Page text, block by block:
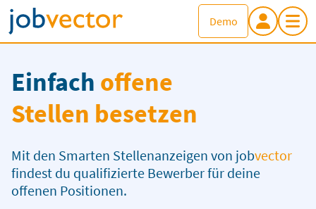
Demo
Einfach offene
Stellen besetzen
Mit den Smarten Stellenanzeigen von jobvector
findest du qualifizierte Bewerber für deine
offenen Positionen.